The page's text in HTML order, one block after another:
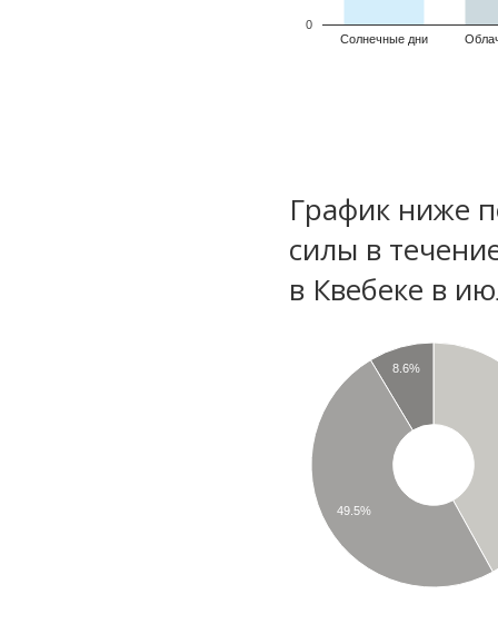
Солнечные дни
0
График ниже
силы в
в Квебеке в
8.6%
49.5%